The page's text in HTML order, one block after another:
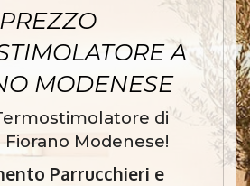
PREZZO
A
MODENESE
di
Fiorano Modenese!
Parrucchieri e